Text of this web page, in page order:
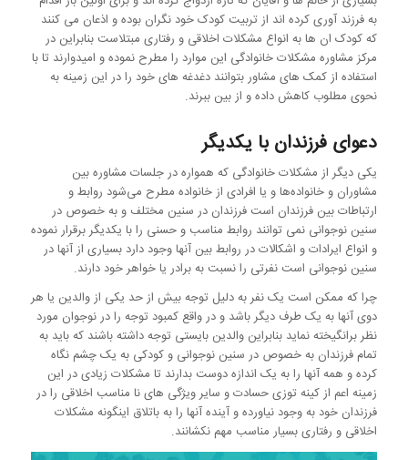
به فرزند آوری کرده اند از تربیت کودک خود نگران بوده و اذعان می کنند
که کودک ان ها به انواع مشکلات اخلاقی و رفتاری مبتلاست بنابراین در
مرکز مشاوره مشکلات خانوادگی این موارد را مطرح نموده و امیدوارند تا با
استفاده از کمک‌ های مشاور بتوانند دغدغه‌ های خود را در این زمینه به
نحوی مطلوب کاهش داده و از بین ببرند.
دعوای فرزندان با یکدیگر
یکی دیگر از مشکلات خانوادگی که همواره در جلسات مشاوره بین
مشاوران و خانواده‌ها و یا افرادی از خانواده مطرح می‌شود روابط و
ارتباطات بین فرزندان است فرزندان در سنین مختلف و به خصوص در
سنین نوجوانی نمی توانند روابط مناسب و حسنی را با یکدیگر برقرار نموده
و انواع ایرادات و اشکالات در روابط بین آنها وجود دارد بسیاری از آنها در
سنین نوجوانی است نفرتی را نسبت به برادر یا خواهر خود دارند.
چرا که ممکن است یک نفر به دلیل توجه بیش از حد یکی از والدین یا هر
دوی آنها به یک طرف دیگر باشد و در واقع کمبود توجه را در نوجوان مورد
نظر برانگیخته نماید بنابراین والدین بایستی توجه داشته باشند که باید به
تمام فرزندان به خصوص در سنین نوجوانی و کودکی به یک چشم نگاه
کرده و همه آنها را به یک اندازه دوست بدارند تا مشکلات زیادی در این
زمینه اعم از کینه ‌توزی حسادت و سایر ویژگی های نا مناسب اخلاقی را در
فرزندان خود به وجود نیاورده و آینده آنها را به باتلاق اینگونه مشکلات
اخلاقی و رفتاری بسیار مناسب مهم نکشانند.